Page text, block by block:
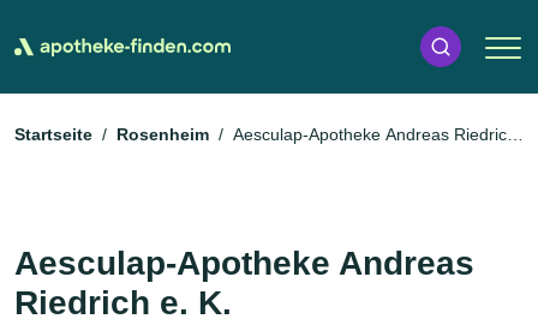
Startseite Rosenheim
Aesculap-Apotheke Andreas Riedrich
Aesculap-Apotheke Andreas
Riedrich e. K.